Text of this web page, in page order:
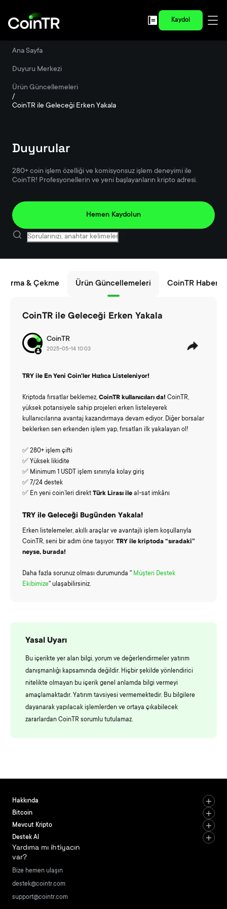
Kaydol
Ana Sayfa
Duyuru Merkezi
Ürün Güncellemeleri
/
CoinTR ile Geleceği Erken Yakala
Duyurular
280+ coin işlem özelliği ve komisyonsuz işlem deneyimi ile
CoinTR! Profesyonellerin ve yeni başlayanların kripto adresi.
Hemen Kaydolun
& Çekme Ürün Güncellemeleri CoinTR
CoinTR ile Geleceği Erken Yakala
CoinTR
2025-05-14 10:03
TRY ile En Yeni Coin'ler Hızlıca Listeleniyor!
Kriptoda fırsatlar beklemez, CoinTR kullanıcıları da! CoinTR,
yüksek potansiyele sahip projeleri erken listeleyerek
kullanıcılarına avantaj kazandırmaya devam ediyor. Diğer borsalar
beklerken sen erkenden işlem yap, fırsatları ilk yakalayan ol!
✅ 280+ işlem çifti
✅ Yüksek likidite
✅ Minimum 1 USDT işlem sınırıyla kolay giriş
✅ 7/24 destek
✅ En yeni coin’leri direkt Türk Lirası ile al-sat imkânı
TRY ile Geleceği Bugünden Yakala!
Erken listelemeler, akıllı araçlar ve avantajlı işlem koşullarıyla
CoinTR, seni bir adım öne taşıyor. TRY ile kriptoda “sıradaki”
neyse, burada!
Daha fazla sorunuz olması durumunda '' Müşteri Destek
Ekibimize'' ulaşabilirsiniz.
Yasal Uyarı
Bu içerikte yer alan bilgi, yorum ve değerlendirmeler yatırım
danışmanlığı kapsamında değildir. Hiçbir şekilde yönlendirici
nitelikte olmayan bu içerik genel anlamda bilgi vermeyi
amaçlamaktadır. Yatırım tavsiyesi vermemektedir. Bu bilgilere
dayanarak yapılacak işlemlerden ve ortaya çıkabilecek
zararlardan CoinTR sorumlu tutulamaz.
Hakkında
Bitcoin
Mevcut Kripto
Destek Al
Yardıma mı ihtiyacın
var?
Bize hemen ulaşın
destek@cointr.com
support@cointr.com